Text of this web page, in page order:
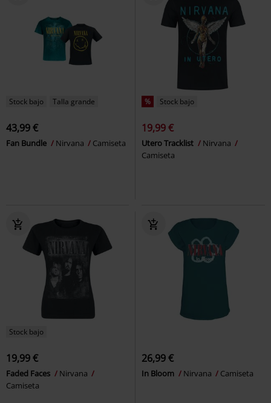
Stock bajo Talla grande
43,99 €
Fan Bundle Nirvana Camiseta
% Stock bajo
19,99 €
Utero Tracklist
Nirvana
Camiseta
Stock bajo
19,99 €
Faded Faces
Nirvana
Camiseta
26,99 €
In Bloom Nirvana Camiseta